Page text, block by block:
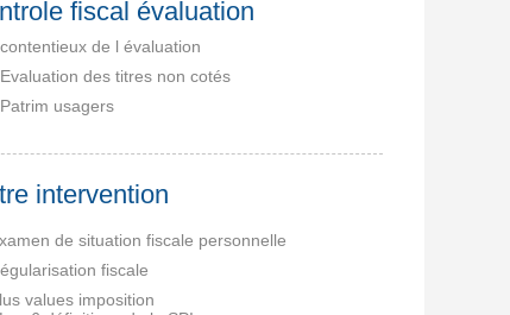
fiscal évaluation
contentieux de l évaluation
Evaluation des titres non cotés
Patrim usagers
intervention
de situation fiscale personnelle
fiscale
values imposition